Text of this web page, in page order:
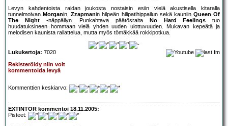
Levyn kahdentoista raidan joukosta nostaisin esiin vielä akustisella kitaralla
tunnelmoivan Morganin,Zzapmanin hilpeän hilipatihippailun sekä kauniin Queen Of
The Night-näppäilyn. Punkahtava päätösraita No Hard Feelings tuo
huudatuksineen hommaan vielä yhden uuden ulottuvuuden. Mukavan kepeätä ja
melodisen kaunista rallattelua, mutta myös tömäkkää rokkipotkua.
Lukukertoja: 7020
Rekisteröidy niin voit
kommentoida levyä
Kommenttien keskiarvo:
EXTINTOR kommentoi 18.11.2005:
Pisteet: